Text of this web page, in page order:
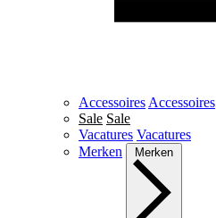
Accessoires Accessoires
Sale Sale
Vacatures Vacatures
Merken
Merken